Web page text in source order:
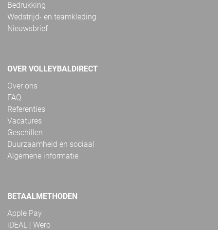
Bedrukking
Wedstrijd- en teamkleding
Nieuwsbrief
OVER VOLLEYBALDIRECT
Over ons
FAQ
Referenties
Vacatures
Geschillen
Duurzaamheid en sociaal
Algemene informatie
BETAALMETHODEN
Apple Pay
iDEAL | Wero